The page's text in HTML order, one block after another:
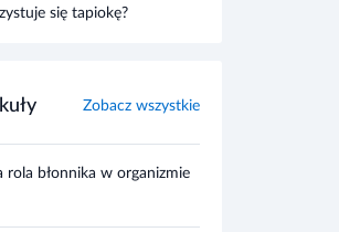
się tapiokę?
Zobacz wszystkie
rola błonnika w organizmie